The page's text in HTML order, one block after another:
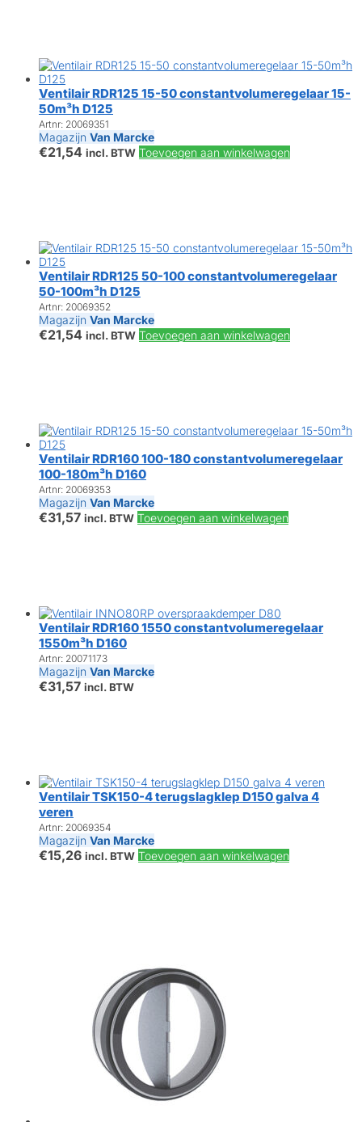
Ventilair RDR125 15-50 constantvolumeregelaar 15-
50m³h D125
Artnr: 20069351
Magazijn Van Marcke
€21,54 incl. BTW Toevoegen aan winkelwagen
Ventilair RDR125 50-100 constantvolumeregelaar
50-100m³h D125
Artnr: 20069352
Magazijn Van Marcke
€21,54 incl. BTW Toevoegen aan winkelwagen
Ventilair RDR160 100-180 constantvolumeregelaar
100-180m³h D160
Artnr: 20069353
Magazijn Van Marcke
€31,57 incl. BTW Toevoegen aan winkelwagen
Ventilair RDR160 1550 constantvolumeregelaar
1550m³h D160
Artnr: 20071173
Magazijn Van Marcke
€31,57 incl. BTW
Ventilair TSK150-4 terugslagklep D150 galva 4
veren
Artnr: 20069354
Magazijn Van Marcke
€15,26 incl. BTW Toevoegen aan winkelwagen